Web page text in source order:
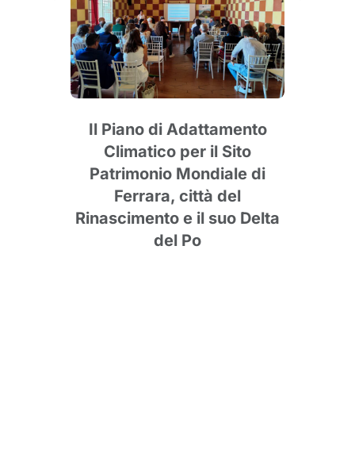
Il Piano di Adattamento
Climatico per il Sito
Patrimonio Mondiale di
Ferrara, città del
Rinascimento e il suo Delta
del Po